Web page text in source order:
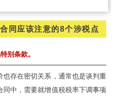
同应该注意的8个涉税点
别条款。
也存在密切关系，通常也是谈判重
同中，需要就增值税税率下调事项